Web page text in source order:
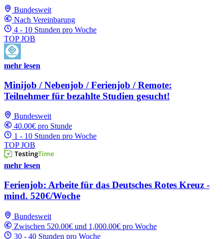
Bundesweit
Nach Vereinbarung
4 - 10 Stunden pro Woche
TOP JOB
mehr lesen
Minijob / Nebenjob / Ferienjob / Remote:
Teilnehmer für bezahlte Studien gesucht!
Bundesweit
40.00€ pro Stunde
1 - 10 Stunden pro Woche
TOP JOB
mehr lesen
Ferienjob: Arbeite für das Deutsches Rotes Kreuz -
mind. 520€/Woche
Bundesweit
Zwischen 520.00€ und 1,000.00€ pro Woche
30 - 40 Stunden pro Woche